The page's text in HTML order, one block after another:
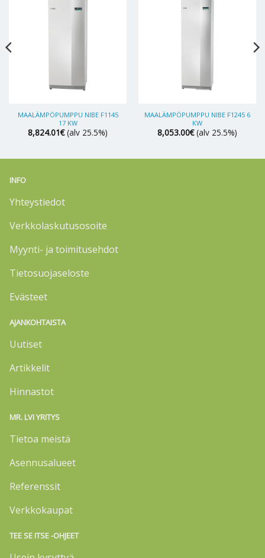
MAALÄMPÖPUMPPU NIBE F1145
17 KW
8,824.01€ (alv 25.5%)
MAALÄMPÖPUMPPU NIBE F1245 6
KW
8,053.00€ (alv 25.5%)
INFO
Yhteystiedot
Verkkolaskutusosoite
Myynti- ja toimitusehdot
Tietosuojaseloste
Evästeet
AJANKOHTAISTA
Uutiset
Artikkelit
Hinnastot
MR. LVI YRITYS
Tietoa meistä
Asennusalueet
Referenssit
Verkkokaupat
TEE SE ITSE -OHJEET